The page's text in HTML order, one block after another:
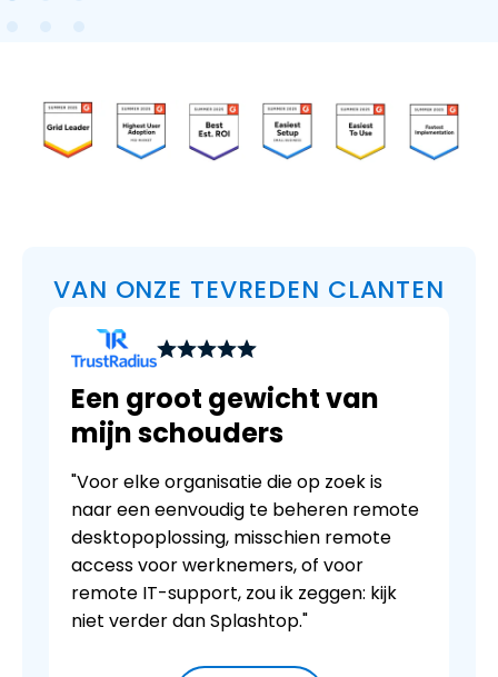
VAN ONZE TEVREDEN CLANTEN
Een groot gewicht van
mijn schouders
"Voor elke organisatie die op zoek is
naar een eenvoudig te beheren remote
desktopoplossing, misschien remote
access voor werknemers, of voor
remote IT-support, zou ik zeggen: kijk
niet verder dan Splashtop."